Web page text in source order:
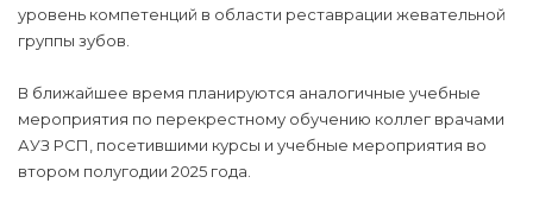
уровень компетенций в области реставрации жевательной
группы зубов.
В ближайшее время планируются аналогичные учебные
мероприятия по перекрестному обучению коллег врачами
АУЗ РСП, посетившими курсы и учебные мероприятия во
втором полугодии 2025 года.